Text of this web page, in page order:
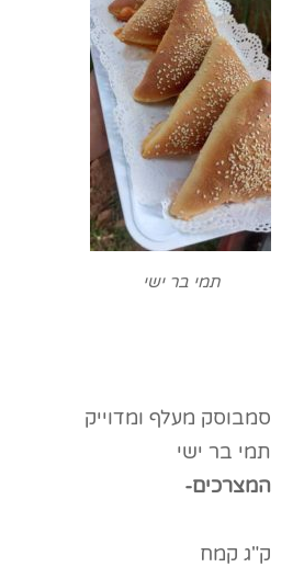
תמי בר ישי
סמבוסק מעלף ומדוייק
תמי בר ישי
המצרכים-
ק"ג קמח